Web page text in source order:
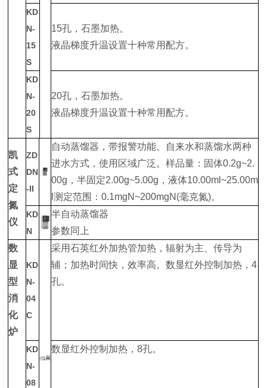
KD
N-
15
S
15孔，石墨加热。
液晶梯度升温设置十种常用配方。
KD
N-
20
S
20孔，石墨加热。
液晶梯度升温设置十种常用配方。
凯
式
定
氮
仪
ZD
DN
-II
自动蒸馏器，带报警功能。自来水和蒸馏水两种
进水方式，使用区域广泛。样品量：固体0.2g~2.
00g，半固定2.00g~5.00g，液体10.00ml~25.00m
l测定范围：0.1mgN~200mgN(毫克氮)。
KD
N
半自动蒸馏器
参数同上
数
显
型
消
化
炉
KD
N-
04
C
采用石英红外加热管加热，辐射为主、传导为
辅；加热时间快，效率高。数显红外控制加热，4
孔。
KD
N-
08
数显红外控制加热，8孔。